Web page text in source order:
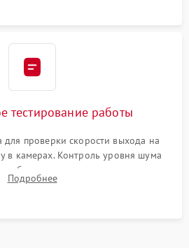
тестирование работы
для проверки скорости выхода на
в камерах. Контроль уровня шума
обмерзания стенок и корректного
автоматической оттайки.
Подробнее